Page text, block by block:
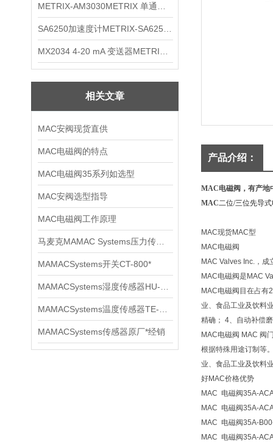
相关文章
MAC安阀现货直供
MAC电磁阀的特点
MAC电磁阀35系列如选型
MAC安阀选型指导
MAC电磁阀工作原理
MAMACSystems开关CT-800*
MAMACSystems传感器原厂*经销
产品介绍：
MAC电磁阀，有产地
MAC二位/三位先导
MAC现货MAC型
MAC电磁阀
MAC Valves Inc.，
MAC电磁阀是MAC
MAC电磁阀目在占有
业、食品工业及饮料
精确； 4、自动补偿
MAC电磁阀 MAC 阀
根据特殊用途订制等
业、食品工业及饮料
好MAC价格优势
MAC 电磁阀35A-
MAC 电磁阀35A-
MAC 电磁阀35A-
MAC 电磁阀35A-